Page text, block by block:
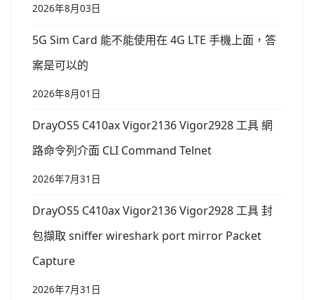
2026年8月03日
5G Sim Card 能不能使用在 4G LTE 手機上面，答
案是可以的
2026年8月01日
DrayOS5 C410ax Vigor2136 Vigor2928 工具 網
路命令列介面 CLI Command Telnet
2026年7月31日
DrayOS5 C410ax Vigor2136 Vigor2928 工具 封
包擷取 sniffer wireshark port mirror Packet
Capture
2026年7月31日